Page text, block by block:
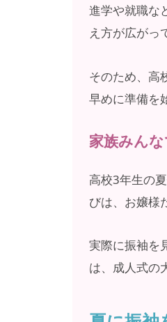
進学や就職な
え方が広がっ
そのため、高
早めに準備を
家族みん
高校3年生の
びは、お嬢様
実際に振袖を
は、成人式の